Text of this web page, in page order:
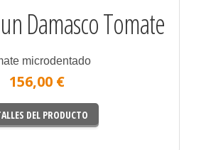
Damasco Tomate
microdentado
156,00 €
DEL PRODUCTO